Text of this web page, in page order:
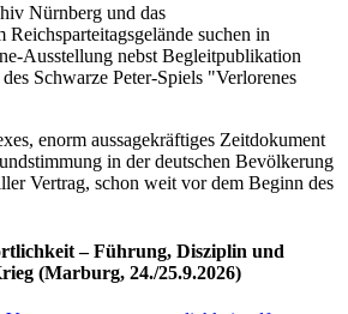
Nürnberg und das
suchen in
Ausstellung nebst Begleitpublikation
Schwarze Peter-Spiels "Verlorenes
enorm aussagekräftiges Zeitdokument
in der deutschen Bevölkerung
Vertrag, schon weit vor dem Beginn des
– Führung, Disziplin und
(Marburg, 24./25.9.2026)